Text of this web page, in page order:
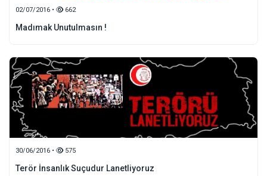
02/07/2016 • 662
Madımak Unutulmasın !
30/06/2016 • 575
Terör İnsanlık Suçudur Lanetliyoruz